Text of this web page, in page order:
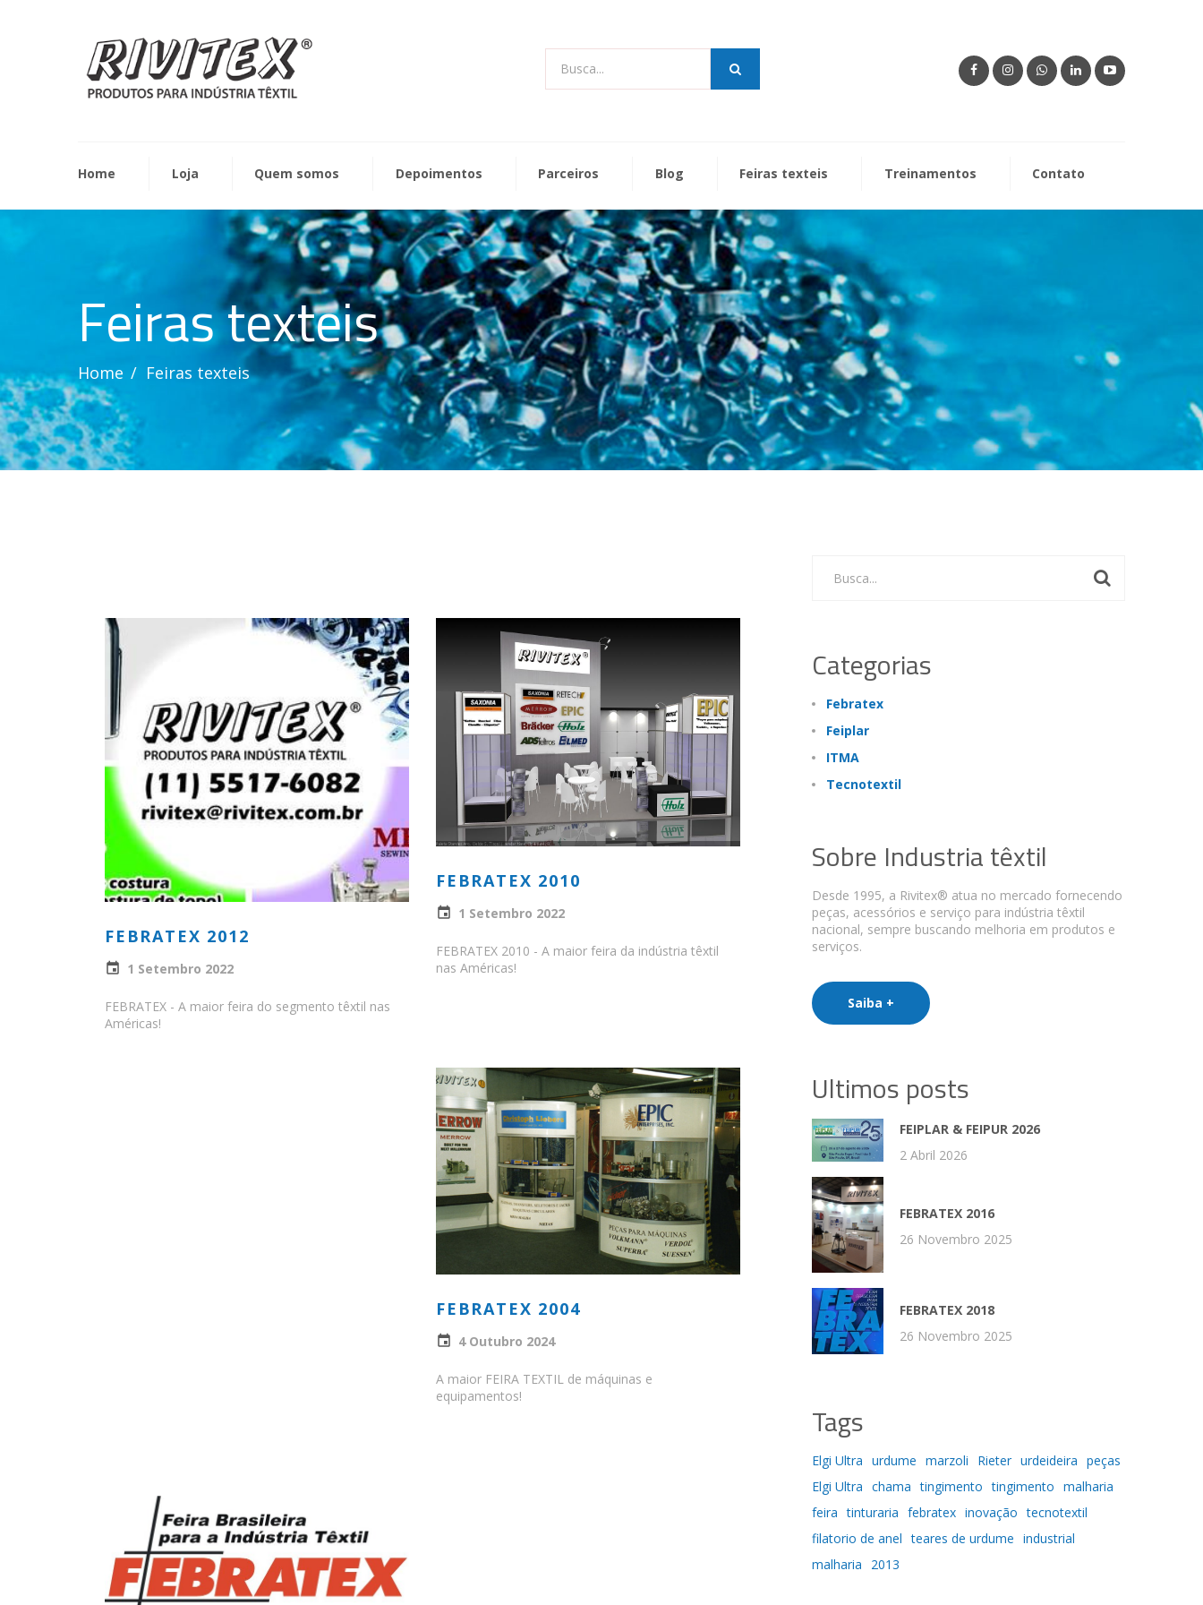
Busca...
Home Loja Quem somos Depoimentos Parceiros Blog Feiras texteis Treinamentos Contato
Feiras texteis
Home Feiras texteis
FEBRATEX 2012
1 Setembro 2022
FEBRATEX - A maior feira do segmento têxtil nas
Américas!
FEBRATEX 2010
1 Setembro 2022
FEBRATEX 2010 - A maior feira da indústria têxtil
nas Américas!
FEBRATEX 2004
4 Outubro 2024
A maior FEIRA TEXTIL de máquinas e
equipamentos!
Busca...
Categorias
Febratex
Feiplar
ITMA
Tecnotextil
Sobre Industria têxtil
Desde 1995, a Rivitex® atua no mercado fornecendo
peças, acessórios e serviço para indústria têxtil
nacional, sempre buscando melhoria em produtos e
serviços.
Saiba +
Ultimos posts
FEIPLAR & FEIPUR 2026
2 Abril 2026
FEBRATEX 2016
26 Novembro 2025
FEBRATEX 2018
26 Novembro 2025
Tags
Elgi Ultra urdume marzoli Rieter urdeideira peças
Elgi Ultra chama tingimento tingimento malharia
feira tinturaria febratex inovação tecnotextil
filatorio de anel teares de urdume industrial
malharia
2013